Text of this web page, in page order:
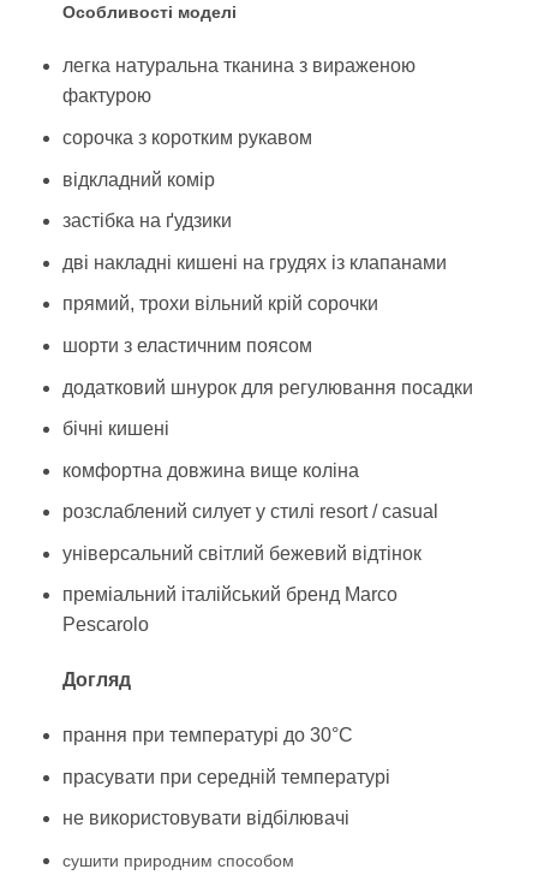
Особливості моделі
легка натуральна тканина з вираженою
фактурою
сорочка з коротким рукавом
відкладний комір
застібка на ґудзики
дві накладні кишені на грудях із клапанами
прямий, трохи вільний крій сорочки
шорти з еластичним поясом
додатковий шнурок для регулювання посадки
бічні кишені
комфортна довжина вище коліна
розслаблений силует у стилі resort / casual
універсальний світлий бежевий відтінок
преміальний італійський бренд Marco
Pescarolo
Догляд
прання при температурі до 30°C
прасувати при середній температурі
не використовувати відбілювачі
сушити природним способом